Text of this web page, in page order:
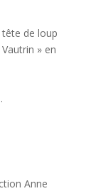
de loup
» en
Anne